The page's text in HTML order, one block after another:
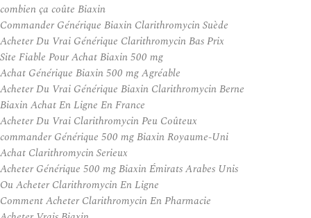
combien ça coûte Biaxin
Commander Générique Biaxin Clarithromycin Suède
Acheter Du Vrai Générique Clarithromycin Bas Prix
Site Fiable Pour Achat Biaxin 500 mg
Achat Générique Biaxin 500 mg Agréable
Acheter Du Vrai Générique Biaxin Clarithromycin Berne
Biaxin Achat En Ligne En France
Acheter Du Vrai Clarithromycin Peu Coûteux
commander Générique 500 mg Biaxin Royaume-Uni
Achat Clarithromycin Serieux
Acheter Générique 500 mg Biaxin Émirats Arabes Unis
Ou Acheter Clarithromycin En Ligne
Comment Acheter Clarithromycin En Pharmacie